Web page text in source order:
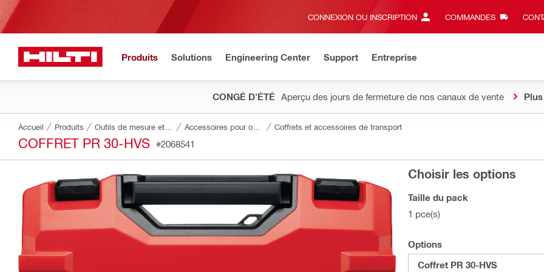
CONNEXION OU INSCRIPTION COMMANDES
Produits Solutions Engineering Center Support Entreprise
CONGÉ D'ÉTÉ Aperçu des jours de fermeture de nos canaux de vente
Accueil Produits Coffrets et accessoires de transport
COFFRET PR 30-HVS #2068541
Choisir les options
Taille du pack
1 pce(s)
Options
Coffret PR 30-HVS